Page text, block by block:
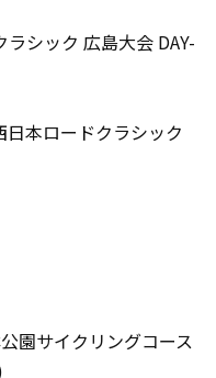
シック 広島大会 DAY-
本ロードクラシック
園サイクリングコース